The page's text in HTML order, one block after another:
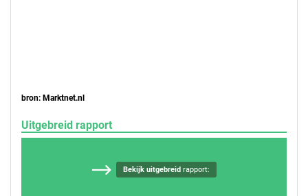
bron: Marktnet.nl
Uitgebreid rapport
Bekijk uitgebreidrapport: